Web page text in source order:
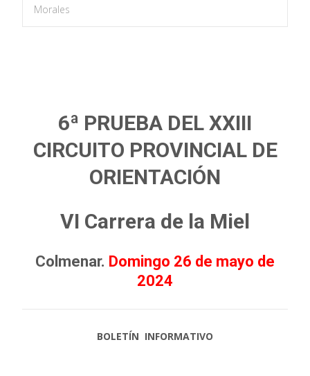
Morales
6ª PRUEBA DEL XXIII
CIRCUITO PROVINCIAL DE
ORIENTACIÓN
VI Carrera de la Miel
Colmenar. Domingo 26 de mayo de
2024
BOLETÍN INFORMATIVO